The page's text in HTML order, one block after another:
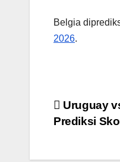
Belgia
2026.
Uruguay
Prediksi